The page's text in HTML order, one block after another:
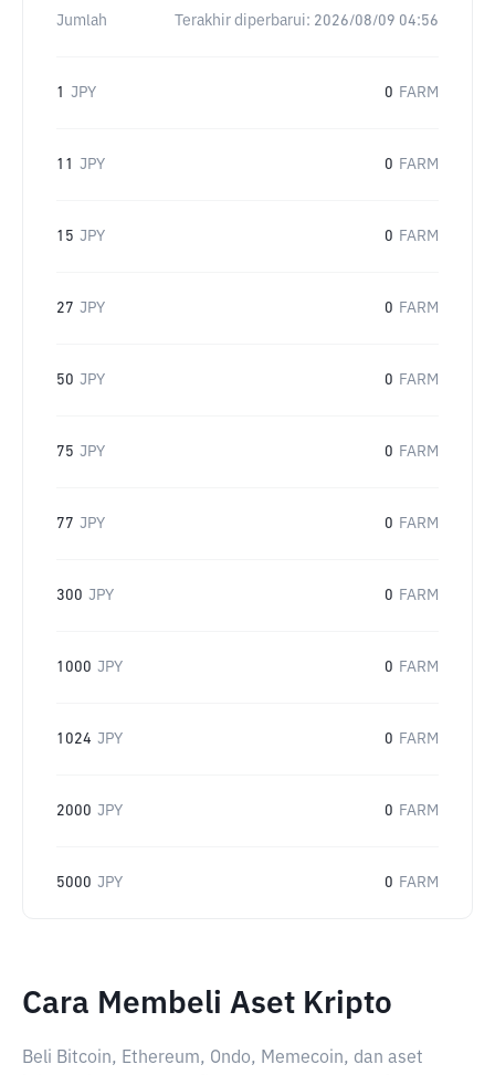
Jumlah Terakhir diperbarui: 2026/08/09 04:56
1 JPY 0 FARM
11 JPY 0 FARM
15 JPY 0 FARM
27 JPY 0 FARM
50 JPY 0 FARM
75 JPY 0 FARM
77 JPY 0 FARM
300 JPY 0 FARM
1000 JPY 0 FARM
1024 JPY 0 FARM
2000 JPY 0 FARM
5000 JPY 0 FARM
Cara Membeli Aset Kripto
Beli Bitcoin, Ethereum, Ondo, Memecoin, dan aset